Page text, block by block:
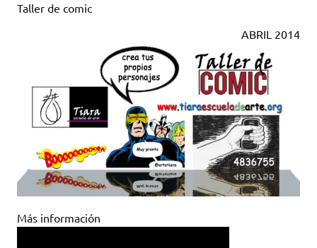
Taller de comic
ABRIL 2014
Más información